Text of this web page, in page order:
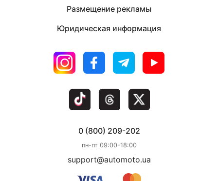
Размещение рекламы
Юридическая информация
0 (800) 209-202
пн-пт 09:00-18:00
support@automoto.ua